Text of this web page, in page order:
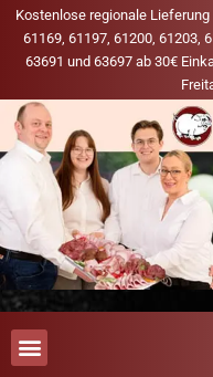
Kostenlose regionale
61169, 61197, 61200, 61203,
63691 und 63697 ab 30€